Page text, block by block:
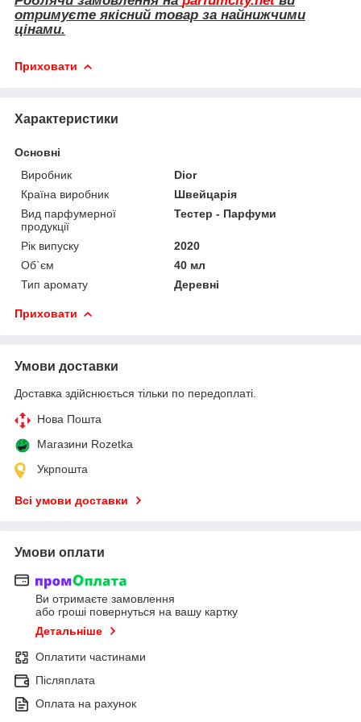
отримуєте якісний товар за найнижчими
цінами.
Приховати
Характеристики
Основні
Виробник
Dior
Країна виробник
Швейцарія
Вид парфумерної
продукції
Тестер - Парфуми
Рік випуску
2020
Об`єм
40 мл
Тип аромату
Деревні
Приховати
Умови доставки
Доставка здійснюється тільки по передоплаті.
Нова Пошта
Магазини Rozetka
Укрпошта
Всі умови доставки
Умови оплати
Ви отримаєте замовлення
або гроші повернуться на вашу картку
Детальніше
Оплатити частинами
Післяплата
Оплата на рахунок